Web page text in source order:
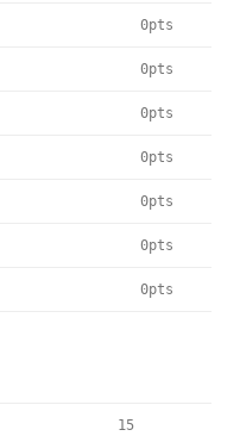
0pts
0pts
0pts
0pts
0pts
0pts
0pts
15